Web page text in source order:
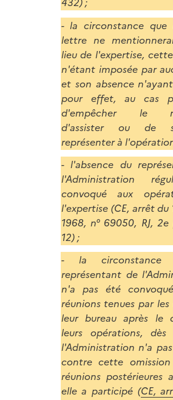
- la circonstance que
lettre ne
lieu de l'expertise,
n'étant imposée par
et son absence
pour effet, au cas
d'empêcher le
d'assister ou de
représenter à
- l'absence du
l'Administration
convoqué aux
l'expertise (CE, arrêt du
1968, n° 69050, RJ,
12) ;
- la
représentant de l'A
n'a pas été
réunions tenues par les
leur bureau après le
leurs opérations,
l'Administrationn'a
contre cette
réunions postérieures
elle a participé (CE,